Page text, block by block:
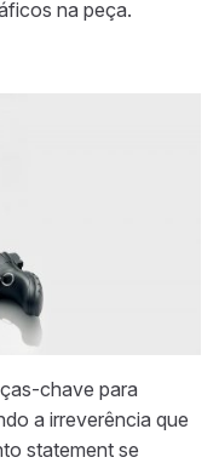
na peça.
chave para
a irreverência que
statement se